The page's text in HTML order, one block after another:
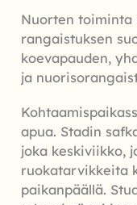
Nuorten toiminta
rangaistuksen
koevapauden,
ja
apua. Stadin
joka keskiviikko,
ruokatarvikkeita
paikanpäällä.